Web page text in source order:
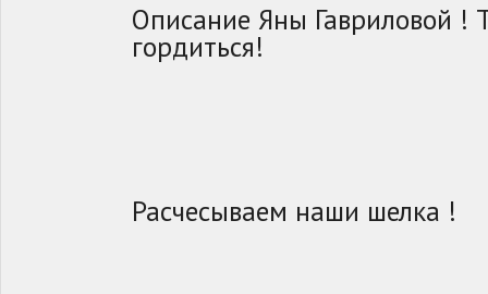
Описание Яны Гавриловой
гордиться!
Расчесываем наши шелка !